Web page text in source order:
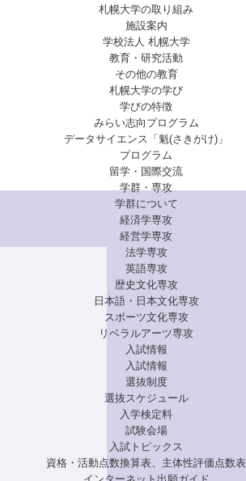
札幌大学の取り組み
施設案内
学校法人 札幌大学
教育・研究活動
その他の教育
札幌大学の学び
学びの特徴
みらい志向プログラム
データサイエンス「魁(さきがけ)」
プログラム
留学・国際交流
学群・専攻
学群について
経済学専攻
経営学専攻
法学専攻
英語専攻
歴史文化専攻
日本語・日本文化専攻
スポーツ文化専攻
リベラルアーツ専攻
入試情報
入試情報
選抜制度
選抜スケジュール
入学検定料
試験会場
入試トピックス
資格・活動点数換算表、主体性評価点数表